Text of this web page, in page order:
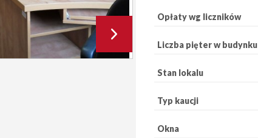
Opłaty wg liczników
Liczba pięter w budynku
Stan lokalu
Typ kaucji
Okna